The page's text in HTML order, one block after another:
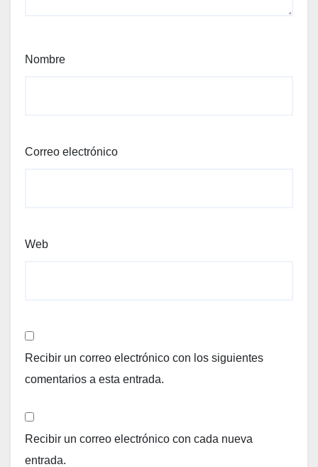
Nombre
Correo electrónico
Web
Recibir un correo electrónico con los siguientes
comentarios a esta entrada.
Recibir un correo electrónico con cada nueva
entrada.